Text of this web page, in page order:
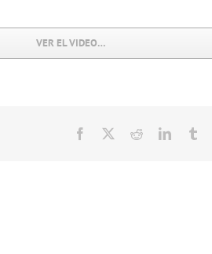
VER EL VIDEO…
Facebook RedditLinkedIn